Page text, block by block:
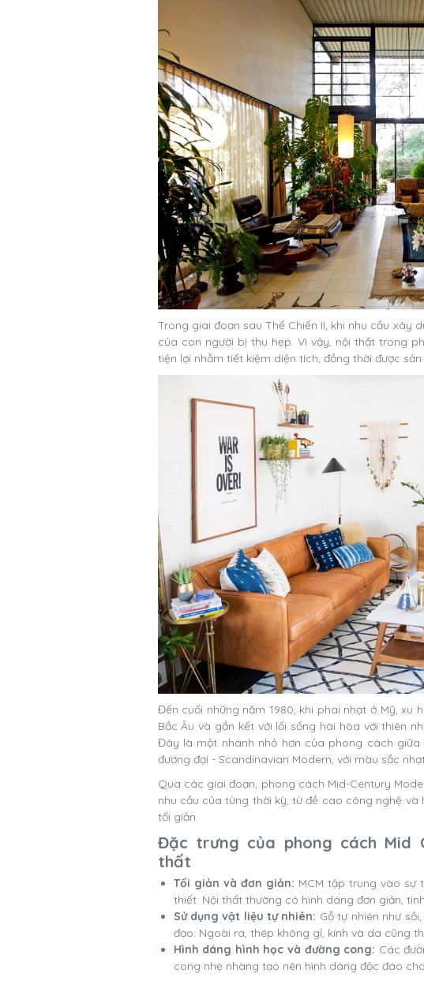
Trong giai đoạn sau Thế Chiến II, khi nhu cầu xây
của con người bị thu hẹp. Vì vậy, nội thất trong
tiện lợi nhằm tiết kiệm diện tích, đồng thời được
Đến cuối những năm 1980, khi phai nhạt ở Mỹ, xu
Bắc Âu và gắn kết với lối sống hài hòa với thiên
Đây là một nhánh nhỏ hơn của phong cách
đương đại - Scandinavian Modern, với màu sắc
Qua các giai đoạn, phong cách Mid-Century
nhu cầu của từng thời kỳ, từ đề cao công nghệ và
tối giản.
Đặc trưng của phong cách Mid
thất
Tối giản và đơn giản: MCM tập trung vào sự
thiết. Nội thất thường có hình dáng đơn giản,
Sử dụng vật liệu tự nhiên: Gỗ tự nhiên như
đạo. Ngoài ra, thép không gỉ, kính và da cũng
Hình dáng hình học và đường cong: Các
cong nhẹ nhàng tạo nên hình dáng độc đáo